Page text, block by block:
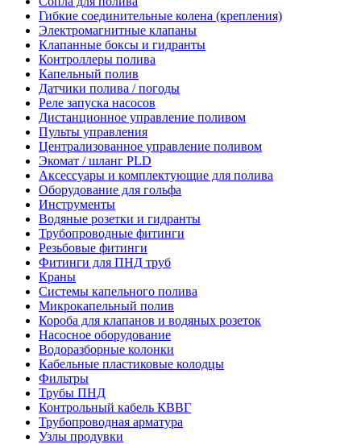
Гибкие соединительные колена (крепления)
Электромагнитные клапаны
Клапанные боксы и гидранты
Контроллеры полива
Капельный полив
Датчики полива / погоды
Реле запуска насосов
Дистанционное управление поливом
Пульты управления
Централизованное управление поливом
Экомат / шланг PLD
Аксессуары и комплектующие для полива
Оборудование для гольфа
Инструменты
Водяные розетки и гидранты
Трубопроводные фитинги
Резьбовые фитинги
Фитинги для ПНД труб
Краны
Системы капельного полива
Микрокапельный полив
Короба для клапанов и водяных розеток
Насосное оборудование
Водоразборные колонки
Кабельные пластиковые колодцы
Фильтры
Трубы ПНД
Контрольный кабель КВВГ
Трубопроводная арматура
Узлы продувки